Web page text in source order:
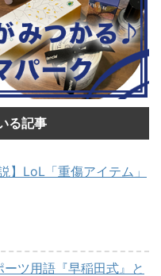
る記事
】LoL「重傷アイテム」
ーツ用語『早稲田式』と